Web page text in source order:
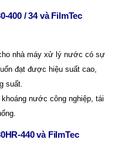
400 / 34 và FilmTec
nhà máy xử lý nước có sự
đạt được hiệu suất cao,
suất.
nước công nghiệp, tái
440 và FilmTec